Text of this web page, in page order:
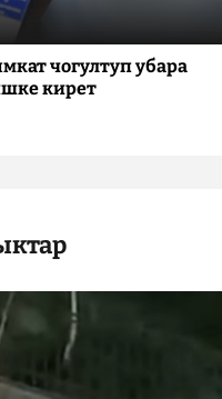
чогултуп убара
кирет